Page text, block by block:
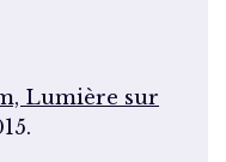
Lumière sur